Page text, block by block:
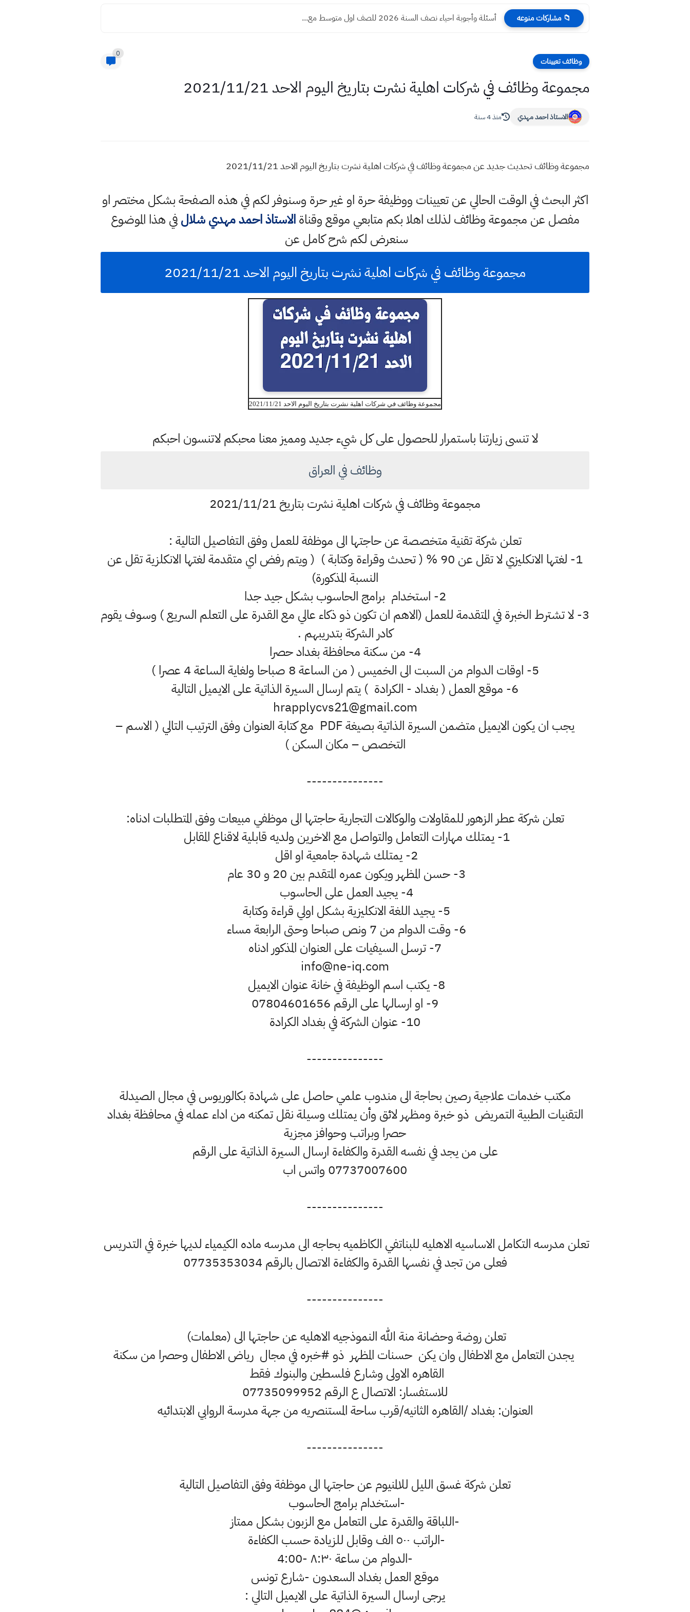
📁 مشاركات منوعه أسئلة وأجوبة احياء نصف السنة 2026 للصف اول متوسط مع...
وظائف تعيينات
0
مجموعة وظائف في شركات اهلية نشرت بتاريخ اليوم الاحد 2021/11/21
الاستاذ احمد مهدي منذ 4 سنة
مجموعة وظائف تحديث جديد عن مجموعة وظائف في شركات اهلية نشرت بتاريخ اليوم الاحد 2021/11/21
اكثر البحث في الوقت الحالي عن تعيينات ووظيفة حرة او غير حرة وسنوفر لكم في هذه الصفحة بشكل مختصر او
مفصل عن مجموعة وظائف لذلك اهلا بكم متابعي موقع وقناةالاستاذ احمد مهدي شلالفي هذا الموضوع
سنعرض لكم شرح كامل عن
مجموعة وظائف في شركات اهلية نشرت بتاريخ اليوم الاحد 2021/11/21
مجموعة وظائف في شركات اهلية نشرت بتاريخ اليوم الاحد 2021/11/21
لا تنسى زيارتنا باستمرار للحصول على كل شيء جديد ومميز معنا محبكم لاتنسون احبكم
وظائف في العراق
مجموعة وظائف في شركات اهلية نشرت بتاريخ 2021/11/21
تعلن شركة تقنية متخصصة عن حاجتها الى موظفة للعمل وفق التفاصيل التالية :
1- لغتها الانكليزي لا تقل عن 90 % ( تحدث وقراءة وكتابة ) ( ويتم رفض اي متقدمة لغتها الانكلزية تقل عن
النسبة المذكورة)
2- استخدام برامج الحاسوب بشكل جيد جدا
3- لا تشترط الخبرة في المتقدمة للعمل (الاهم ان تكون ذو ذكاء عالي مع القدرة على التعلم السريع ) وسوف يقوم
كادر الشركة بتدريبهم .
4- من سكنة محافظة بغداد حصرا
5- اوقات الدوام من السبت الى الخميس ( من الساعة 8 صباحا ولغاية الساعة 4 عصرا )
6- موقع العمل ( بغداد - الكرادة ) يتم ارسال السيرة الذاتية على الايميل التالية
hrapplycvs21@gmail.com
يجب ان يكون الايميل متضمن السيرة الذاتية بصيغة PDF مع كتابة العنوان وفق الترتيب التالي ( الاسم –
التخصص – مكان السكن )
---------------
تعلن شركة عطر الزهور للمقاولات والوكالات التجارية حاجتها الى موظفي مبيعات وفق المتطلبات ادناه:
1- يمتلك مهارات التعامل والتواصل مع الاخرين ولديه قابلية لاقناع المقابل
2- يمتلك شهادة جامعية او اقل
3- حسن المظهر ويكون عمره المتقدم بين 20 و 30 عام
4- يجيد العمل على الحاسوب
5- يجيد اللغة الانكليزية بشكل اولي قراءة وكتابة
6- وقت الدوام من 7 ونص صباحا وحتى الرابعة مساء
7- ترسل السيفيات على العنوان المذكور ادناه
8- يكتب اسم الوظيفة في خانة عنوان الايميل
9- او ارسالها على الرقم 07804601656
10- عنوان الشركة في بغداد الكرادة
---------------
مكتب خدمات علاجية رصين بحاجة الى مندوب علمي حاصل على شهادة بكالوريوس في مجال الصيدلة
التقنيات الطبية التمريض ذو خبرة ومظهر لائق وأن يمتلك وسيلة نقل تمكنه من اداء عمله في محافظة بغداد
حصرا وبراتب وحوافز مجزية
على من يجد في نفسه القدرة والكفاءة ارسال السيرة الذاتية على الرقم
07737007600 واتس اب
---------------
تعلن مدرسه التكامل الاساسيه الاهليه للبناتفي الكاظميه بحاجه الى مدرسه ماده الكيمياء لديها خبرة في التدريس
فعلى من تجد في نفسها القدرة والكفاءة الاتصال بالرقم 07735353034
---------------
تعلن روضة وحضانة منة الله النموذجيه الاهليه عن حاجتها الى (معلمات)
يجدن التعامل مع الاطفال وان يكن حسنات المظهر ذو #خبره في مجال رياض الاطفال وحصرا من سكنة
القاهره الاولى وشارع فلسطين والبنوك فقط
للاستفسار: الاتصال ع الرقم 07735099952
العنوان: بغداد /القاهره الثانيه/قرب ساحة المستنصريه من جهة مدرسة الروابي الابتدائيه
---------------
تعلن شركة غسق الليل للالمنيوم عن حاجتها الى موظفة وفق التفاصيل التالية
-استخدام برامج الحاسوب
-اللباقة والقدرة على التعامل مع الزبون بشكل ممتاز
-الراتب ٥٠٠ الف وقابل للزيادة حسب الكفاءة
-الدوام من ساعة ٨:٣٠ -4:00
موقع العمل بغداد السعدون -شارع تونس
يرجى ارسال السيرة الذاتية على الايميل التالي :